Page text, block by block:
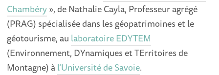
Chambéry», de Nathalie Cayla, Professeur agrégé
(PRAG) spécialisée dans les géopatrimoines et le
géotourisme, au laboratoire EDYTEM
(Environnement, DYnamiques et TErritoires de
Montagne) àl’Université de Savoie.